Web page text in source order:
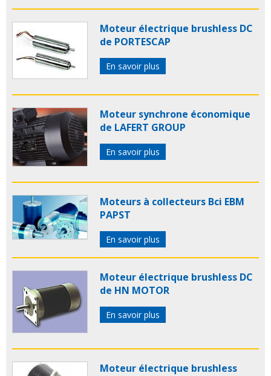
Moteur électrique brushless DC
de PORTESCAP
En savoir plus
Moteur synchrone économique
de LAFERT GROUP
En savoir plus
Moteurs à collecteurs Bci EBM
PAPST
En savoir plus
Moteur électrique brushless DC
de HN MOTOR
En savoir plus
Moteur électrique brushless